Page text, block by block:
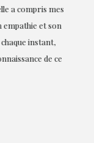
a compris mes
et son
instant,
de ce